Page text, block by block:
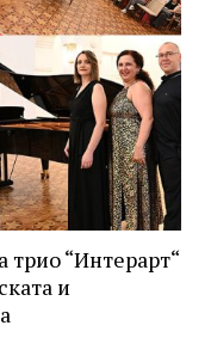
трио “Интерарт“
и